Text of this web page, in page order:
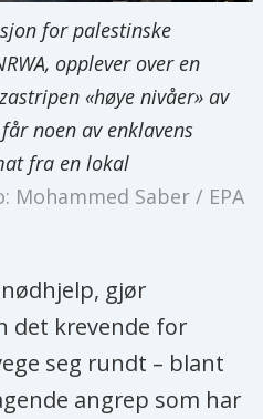
for palestinske
opplever over en
«høye nivåer» av
noen av enklavens
fra en lokal
Mohammed Saber / EPA
gjør
det krevende for
seg rundt – blant
angrep som har